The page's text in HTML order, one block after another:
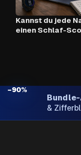
Kannst du jede
einen Schlaf-
−90%
&